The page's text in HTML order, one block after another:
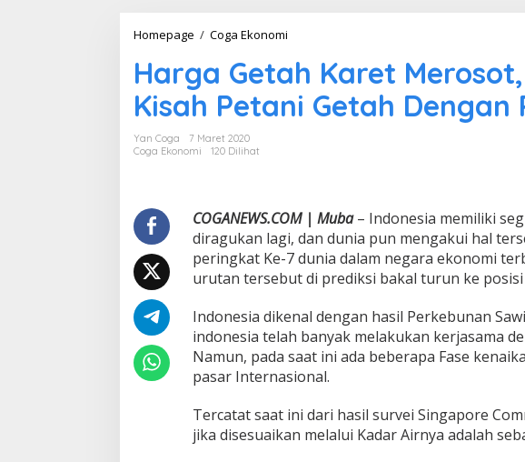
Homepage / Coga Ekonomi
r
g
a
G
a
r
e
t
M
r
o
s
o
t
I
i
Harga Getah Karet
Kisah Petani Getah Dengan
Yan Coga
7 Maret 2020
Coga Ekonomi
120 Dilihat
COGANEWS.COM | Muba– Indonesia memiliki
diragukan lagi, dan dunia pun mengakui hal
peringkat Ke-7 dunia dalam negara ekonomi
urutan tersebut di prediksi bakal turun ke posisi
Indonesia dikenal dengan hasil Perkebunan
indonesia telah banyak melakukan kerjasama
Namun, pada saat ini ada beberapa Fase
pasar Internasional.
Tercatat saat ini dari hasil survei Singapore
jika disesuaikan melalui Kadar Airnya adalah